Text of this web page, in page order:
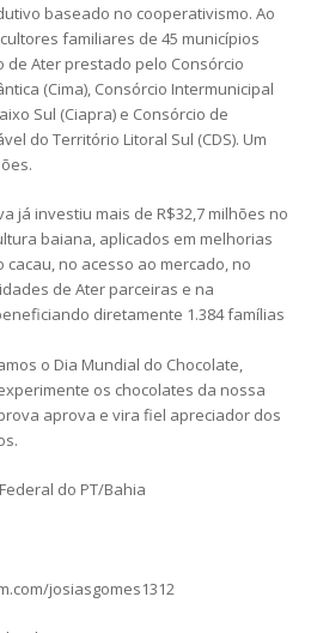
baseado no cooperativismo. Ao
familiares de 45 municípios
Ater prestado pelo Consórcio
(Cima), Consórcio Intermunicipal
Sul (Ciapra) e Consórcio de
do Território Litoral Sul (CDS). Um
já investiu mais de R$32,7 milhões no
baiana, aplicados em melhorias
no acesso ao mercado, no
de Ater parceiras e na
diretamente 1.384 famílias
o Dia Mundial do Chocolate,
os chocolates da nossa
aprova e vira fiel apreciador dos
do PT/Bahia
josiasgomes1312